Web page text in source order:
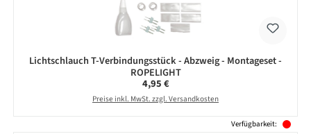
Lichtschlauch T-Verbindungsstück - Abzweig - Montageset -
ROPELIGHT
Regulärer Preis:
4,95 €
Preise inkl. MwSt. zzgl. Versandkosten
Verfügbarkeit: